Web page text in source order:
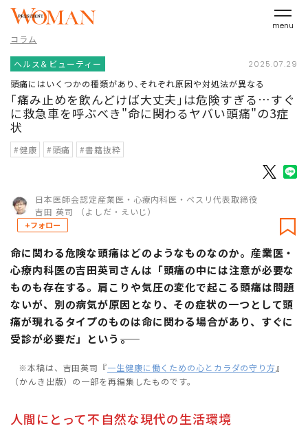
menu
コラム
ヘルス＆ビューティー 2025.07.29
頭痛にはいくつかの種類があり､それぞれ原因や対処法が異なる
｢痛み止めを飲んどけば大丈夫｣は危険すぎる…すぐ
に救急車を呼ぶべき"命に関わるヤバい頭痛"の3症
状
#健康 #頭痛 #書籍抜粋
日本医師会認定産業医・心療内科医・ベスリ代表取締役
吉田 英司 （よしだ・えいじ）
+フォロー
命に関わる危険な頭痛はどのようなものなのか。産業医・
心療内科医の吉田英司さんは「頭痛の中には注意が必要な
ものも存在する。肩こりや気圧の変化で起こる頭痛は問題
ないが、別の病気が原因となり、その症状の一つとして頭
痛が現れるタイプのものは命に関わる場合があり、すぐに
受診が必要だ」という――。
※本稿は、吉田英司『一生健康に働くための心とカラダの守り方』
（かんき出版）の一部を再編集したものです。
人間にとって不自然な現代の生活環境